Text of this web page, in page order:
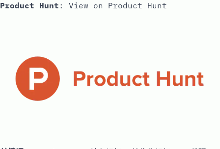
Product Hunt : View on Product Hunt